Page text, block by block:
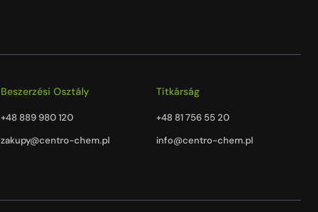
Beszerzési Osztály
+48 889 980 120
zakupy@centro-chem.pl
Titkárság
+48 81 756 55 20
info@centro-chem.pl